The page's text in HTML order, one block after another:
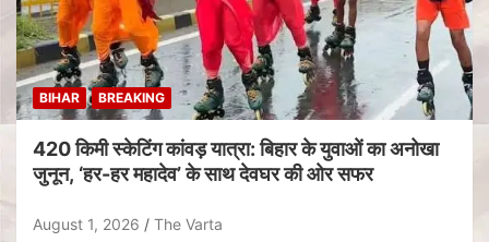
BIHAR BREAKING
420 किमी स्केटिंग कांवड़ यात्रा: बिहार के युवाओं का अनोखा
जुनून, ‘हर-हर महादेव’ के साथ देवघर की ओर सफर
August 1, 2026 The Varta